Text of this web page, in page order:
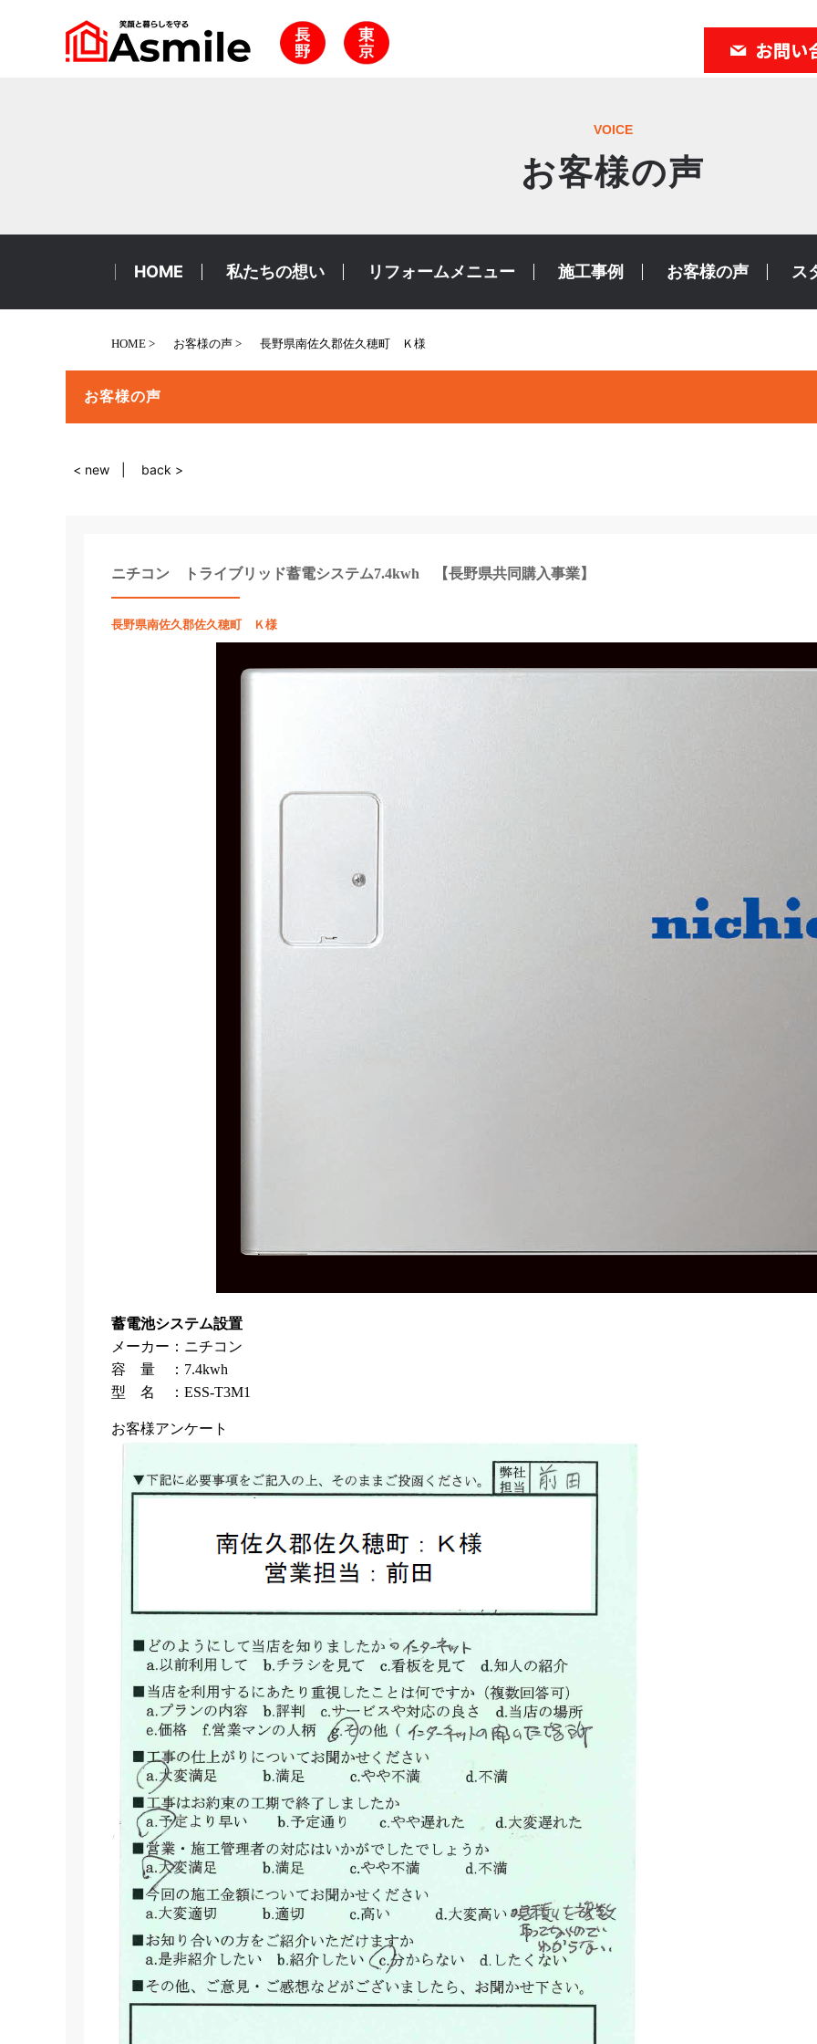
VOICE
お客様の声
HOME 私たちの想い リフォームメニュー 施工事例 お客様の声 ス
HOME お客様の声 長野県南佐久郡佐久穂町 Ｋ様
お客様の声
< new back >
ニチコン トライブリッド蓄電システム7.4kwh 【長野県共同購入事業】
長野県南佐久郡佐久穂町 Ｋ様
蓄電池システム設置
メーカー：ニチコン
容 量 ：7.4kwh
型 名 ：ESS-T3M1
お客様アンケート